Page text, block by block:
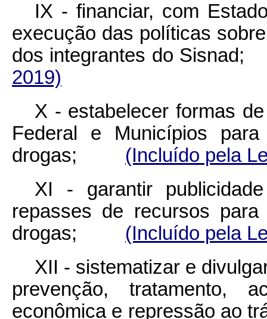
IX - financiar, com
execução das políticas
dos integrantes do
2019)
X - estabelecer formas
Federal e Municípios
drogas; (Incluído pela
XI - garantir
repasses de recursos
drogas; (Incluído pela
XII - sistematizar e
prevenção, tratamento,
econômica e repressão